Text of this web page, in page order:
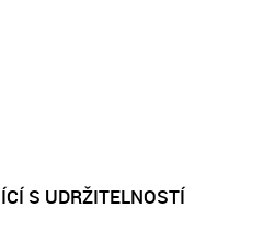
S UDRŽITELNOSTÍ